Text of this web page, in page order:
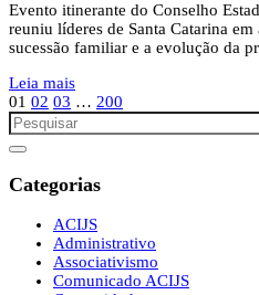
Evento itinerante do Conselho
reuniu líderes de Santa Catarina
sucessão familiar e a evolução da
Leia mais
01 02 03 … 200
Categorias
ACIJS
Administrativo
Associativismo
Comunicado ACIJS